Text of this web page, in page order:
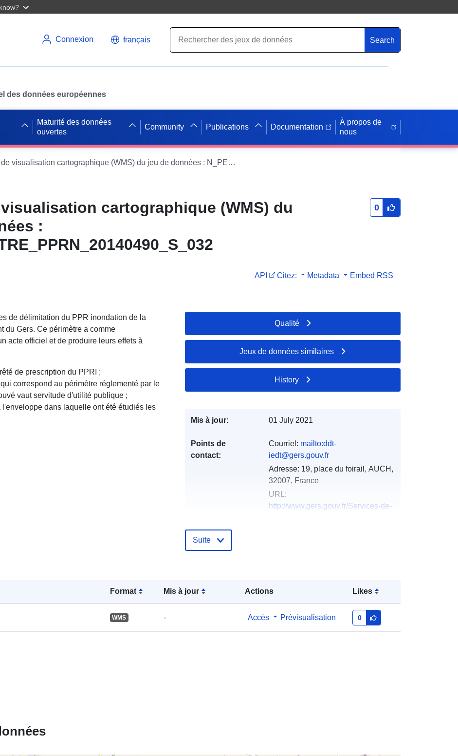
Connexion français Search
des données européennes
Maturité des données
ouvertes
Community Publications Documentation
À propos de
nous
Service de visualisation cartographique (WMS) du jeu de données : N_PERIMETRE_PPRN_20140490_S_032
cartographique (WMS) du
:
0
API Citez: Metadata Embed RSS
de délimitation du PPR inondation de la
du Gers. Ce périmètre a comme
acte officiel et de produire leurs effets à
de prescription du PPRI ;
correspond au périmètre réglementé par le
vaut servitude d'utilité publique ;
dans laquelle ont été étudiés les
Format Mis à jour Actions Likes
WMS - Accès Prévisualisation 0
Qualité
Jeux de données similaires
History
Mis à jour: 01 July 2021
Points de
contact:
Courriel: mailto:ddt-
iedt@gers.gouv.fr
Adresse: 19, place du foirail, AUCH,
32007, France
URL:
http://www.gers.gouv.fr/Services-de-
October 2022
Coordonnées: [ [ 0.66135705,
Suite